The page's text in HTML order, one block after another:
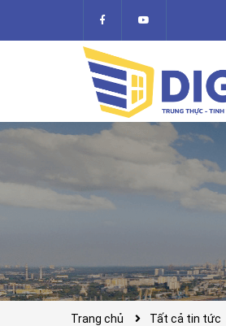
Trang chủ Tất cả tin tức